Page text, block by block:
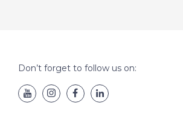
Don’t forget to follow us on: